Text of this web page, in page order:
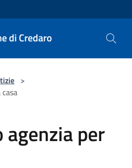
di Credaro
>
per